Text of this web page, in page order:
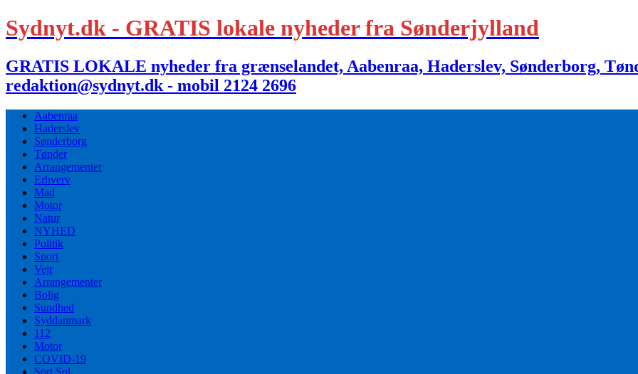
Sydnyt.dk - GRATIS lokale nyheder fra Sønderjylland
GRATIS LOKALE nyheder fra grænselandet, Aabenraa, Haderslev, Sønderborg,
redaktion@sydnyt.dk - mobil 2124 2696
Aabenraa
Haderslev
Sønderborg
Tønder
Arrangementer
Erhverv
Mad
Motor
Natur
NYHED
Politik
Sport
Vejr
Arrangementer
Bolig
Sundhed
Syddanmark
112
Motor
COVID-19
Sort Sol